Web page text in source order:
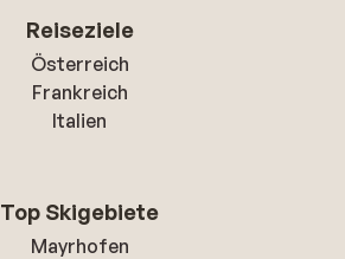
Reiseziele
Österreich
Frankreich
Italien
Top Skigebiete
Mayrhofen